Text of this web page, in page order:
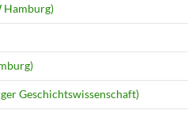
Hamburg)
Geschichtswissenschaft)